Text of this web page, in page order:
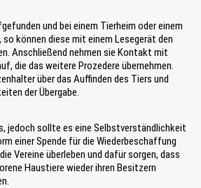
und bei einem Tierheim oder einem
so können diese mit einem Lesegerät den
Anschließend nehmen sie Kontakt mit
die das weitere Prozedere übernehmen.
über das Auffinden des Tiers und
der Übergabe.
jedoch sollte es eine Selbstverständlichkeit
einer Spende für die Wiederbeschaffung
Vereine überleben und dafür sorgen, dass
Haustiere wieder ihren Besitzern